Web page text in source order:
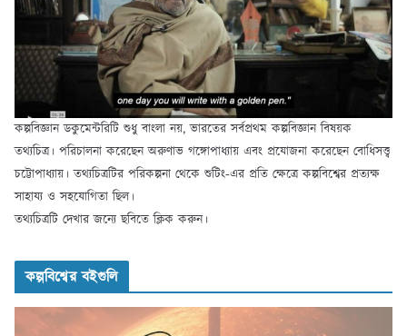
কল্পবিজ্ঞান ডকুমেন্টরিটি শুধু বাংলা নয়, ভারতের সর্বপ্রথম কল্পবিজ্ঞান বিষয়ক
তথ্যচিত্র। পরিচালনা করেছেন অরুণাভ গঙ্গোপাধ্যায় এবং প্রযোজনা করেছেন বোধিসত্ত্ব
চট্টোপাধ্যায়। তথ্যচিত্রটির পরিকল্পনা থেকে শুটিং-এর প্রতি ক্ষেত্রে কল্পবিশ্বের প্রত্যক্ষ
সাহায্য ও সহযোগিতা ছিল।
তথ্যচিত্রটি দেখার জন্যে ছবিতে ক্লিক করুন।
কল্পবিশ্বের বইগুলি